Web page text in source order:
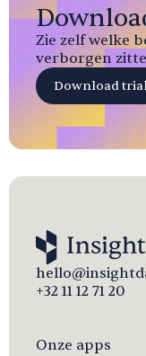
Zie zelf welke
verborgen
Download
+32 11 12 71 20
Onze apps